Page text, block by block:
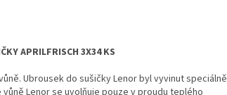
APRILFRISCH 3X34 KS
Ubrousek do sušičky Lenor byl vyvinut speciálně
Lenor se uvolňuje pouze v proudu teplého